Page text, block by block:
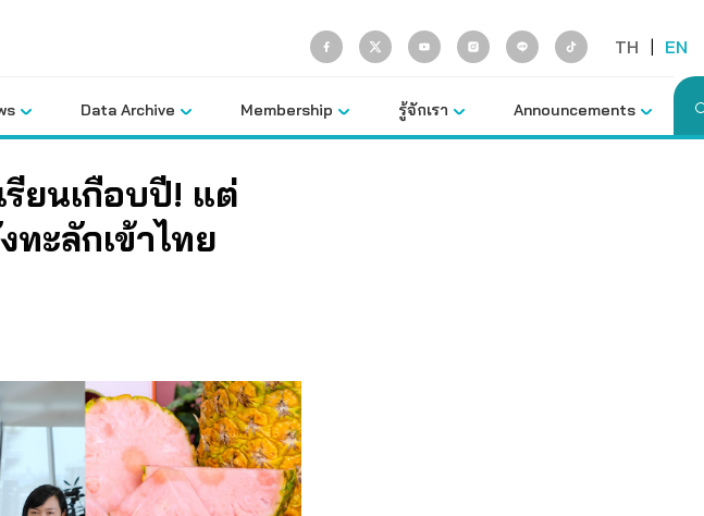
TH | EN
Data Archive Membership รู้จักเรา Announcements
ยนเกือบปี! แต่
ทะลักเข้าไทย